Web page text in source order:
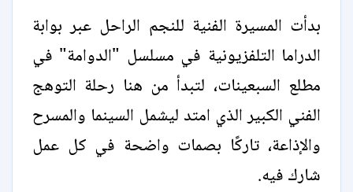
بدأت المسيرة الفنية للنجم الراحل عبر بوابة
الدراما التلفزيونية في مسلسل "الدوامة" في
مطلع السبعينات، لتبدأ من هنا رحلة التوهج
الفني الكبير الذي امتد ليشمل السينما والمسرح
والإذاعة، تاركًا بصمات واضحة في كل عمل
شارك فيه.